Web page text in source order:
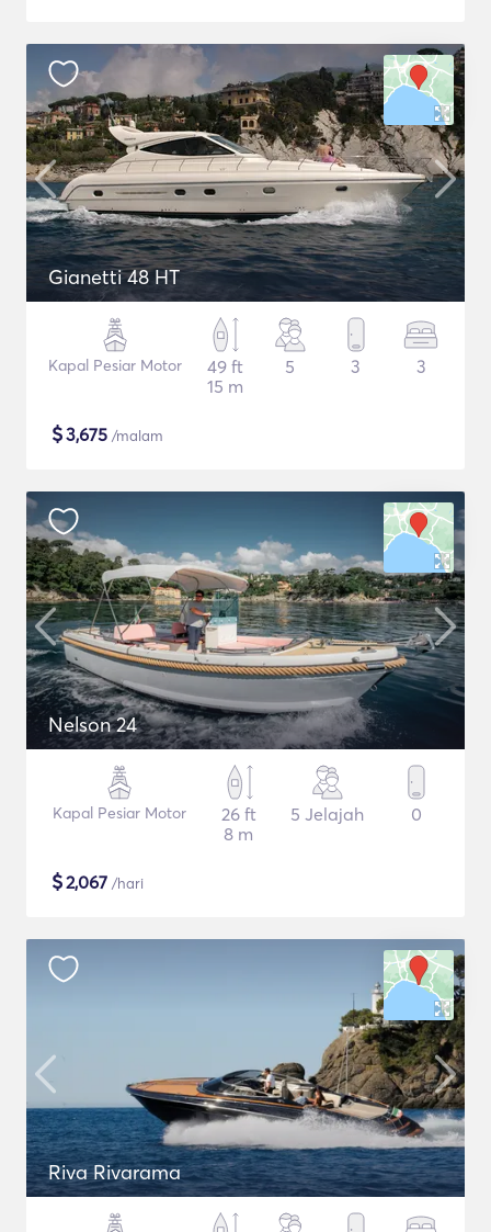
Gianetti 48 HT
Kapal Pesiar Motor
49 ft
15 m
5 3 3
$3,675 /malam
Nelson 24
Kapal Pesiar Motor
26 ft
8 m
5 Jelajah 0
$2,067 /hari
Riva Rivarama